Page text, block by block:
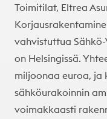
Toimitilat, Eltrea
vahvistuttua
on Helsingissä.
miljoonaa euroa, ja
sähköurakoinnin
voimakkaasti